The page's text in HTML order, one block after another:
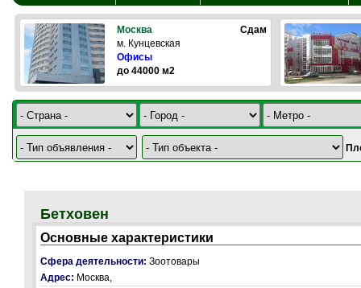
Москва
Сдам
м. Кунцевская
Офисы
до 44000 м2
Бетховен
Основные характеристики
Сфера деятельности: Зоотовары
Адрес: Москва,